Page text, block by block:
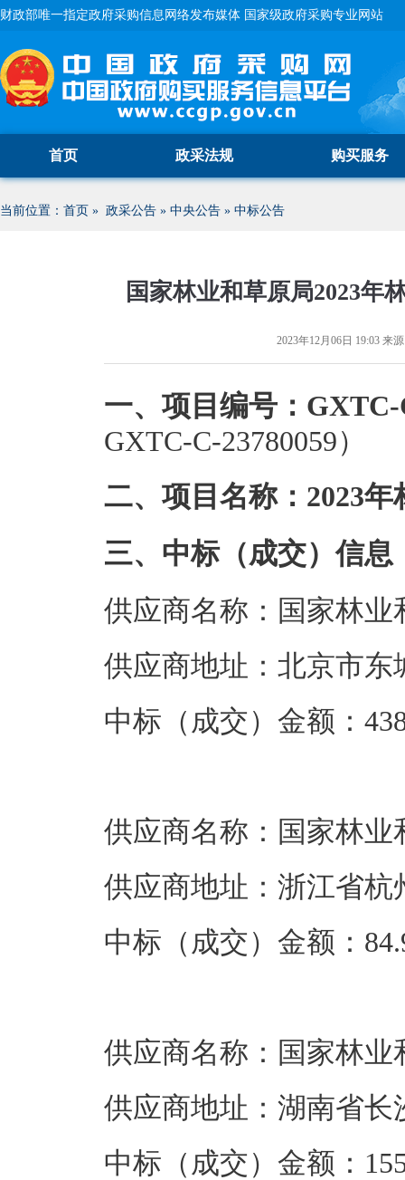
财政部唯一指定政府采购信息网络发布媒体 国家级政府采购专业网站
首页 政采法规 购买服务
当前位置： 首页 » 政采公告 » 中央公告 » 中标公告
国家林业和草原局2023年
2023年12月06日 19:03 来
一、项目编号：GXTC-
GXTC-C-23780059）
二、项目名称：2023
三、中标（成交）信息
供应商名称：国家林
供应商地址：北京市东
中标（成交）金额：
供应商名称：国家林
供应商地址：浙江省杭
中标（成交）金额：
供应商名称：国家林
供应商地址：湖南省长
中标（成交）金额：